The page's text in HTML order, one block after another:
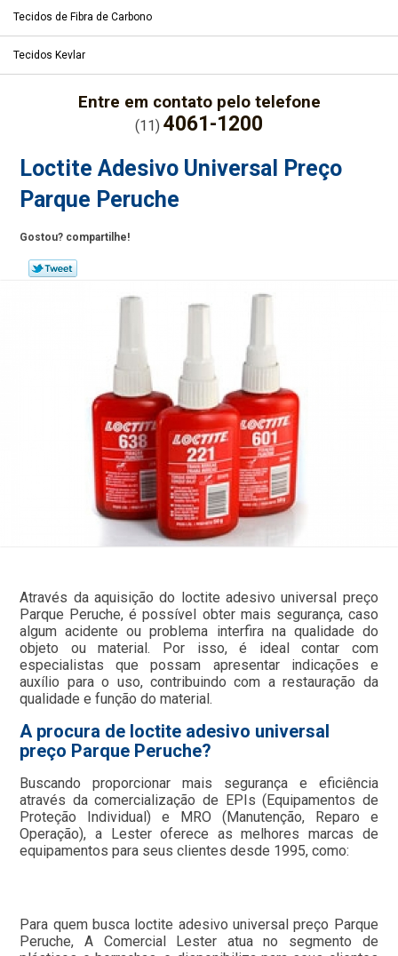
Tecidos de Fibra de Carbono
Tecidos Kevlar
Entre em contato pelo telefone
(11) 4061-1200
Loctite Adesivo Universal Preço
Parque Peruche
Gostou? compartilhe!
Através da aquisição do loctite adesivo universal preço
Parque Peruche, é possível obter mais segurança, caso
algum acidente ou problema interfira na qualidade do
objeto ou material. Por isso, é ideal contar com
especialistas que possam apresentar indicações e
auxílio para o uso, contribuindo com a restauração da
qualidade e função do material.
A procura de loctite adesivo universal
preço Parque Peruche?
Buscando proporcionar mais segurança e eficiência
através da comercialização de EPIs (Equipamentos de
Proteção Individual) e MRO (Manutenção, Reparo e
Operação), a Lester oferece as melhores marcas de
equipamentos para seus clientes desde 1995, como:
Para quem busca loctite adesivo universal preço Parque
Peruche, A Comercial Lester atua no segmento de